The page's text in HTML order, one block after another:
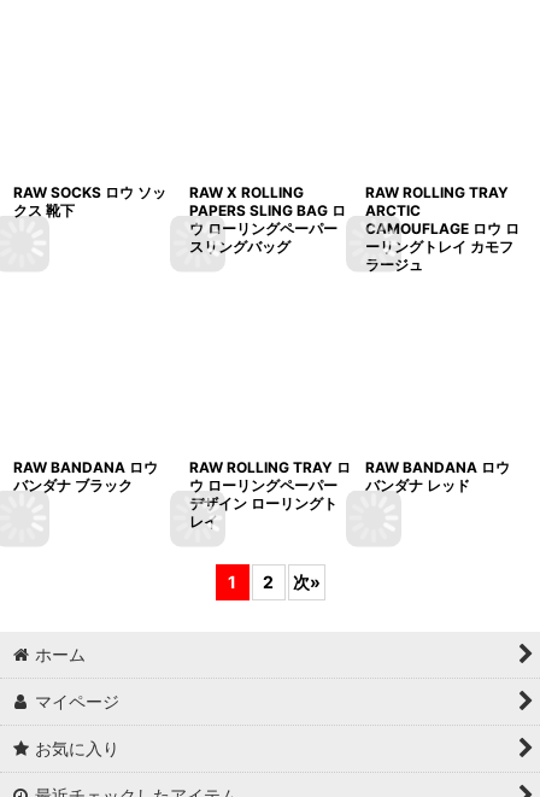
RAW SOCKS ロウ ソッ
クス 靴下
RAW X ROLLING
PAPERS SLING BAG ロ
ウ ローリングペーパー
スリングバッグ
RAW ROLLING TRAY
ARCTIC
CAMOUFLAGE ロウ ロ
ーリングトレイ カモフ
ラージュ
RAW BANDANA ロウ
バンダナ ブラック
RAW ROLLING TRAY ロ
ウ ローリングペーパー
デザイン ローリングト
レイ
RAW BANDANA ロウ
バンダナ レッド
1 2 次»
ホーム
マイページ
お気に入り